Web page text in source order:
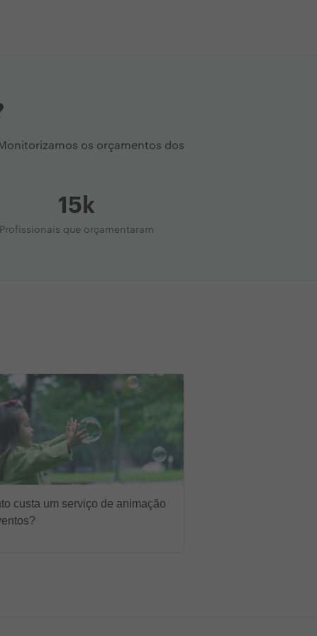
os orçamentos dos
15k
Profissionais que orçamentaram
custa um serviço de animação